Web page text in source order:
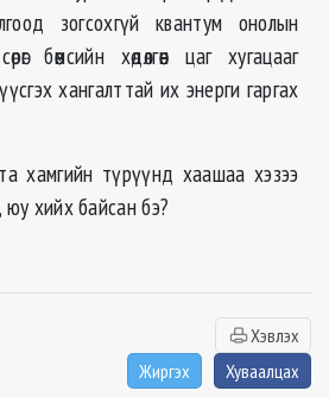
зогсохгүй квантум онолын
бөөмсийн хөдөлгөөн цаг хугацааг
хангалттай их энерги гаргах
та хамгийн түрүүнд хаашаа хэзээ
хийх байсан бэ?
Хэвлэх
Жиргэх
Хуваалцах